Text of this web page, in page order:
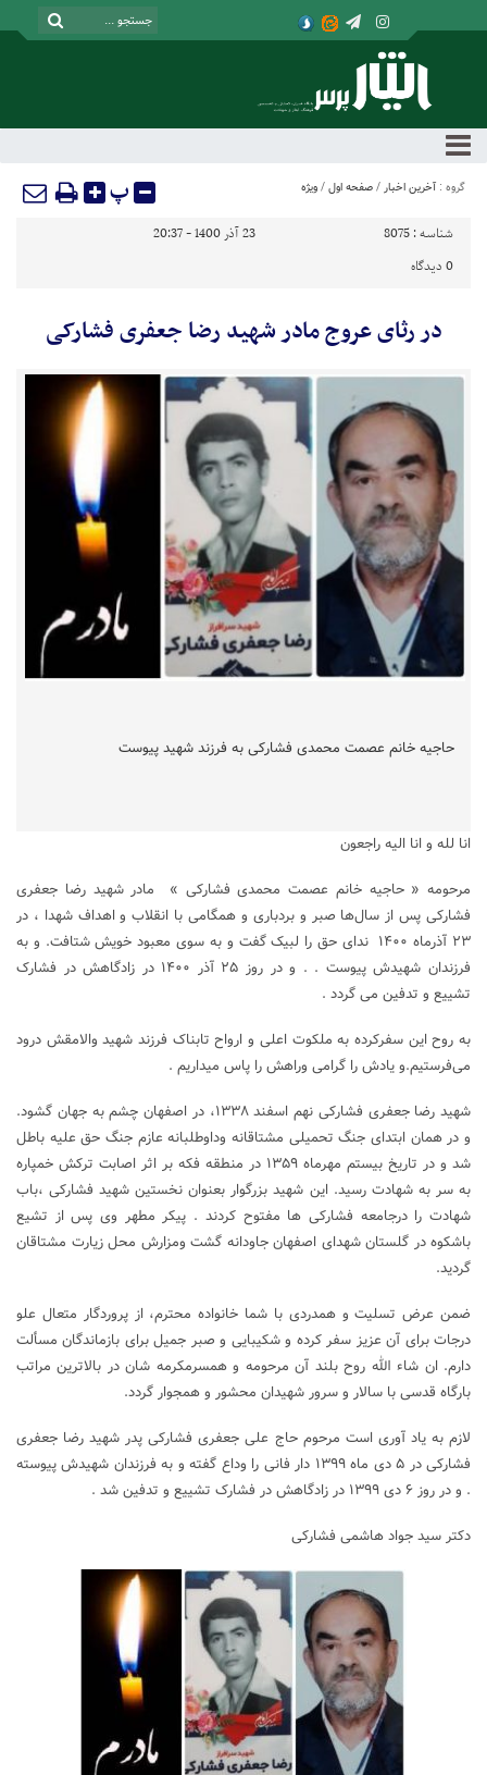
گروه : آخرین اخبار / صفحه اول / ویژه پ
شناسه : 8075
23 آذر 1400 - 20:37
0 دیدگاه
در رثای عروج مادر شهید رضا جعفری فشارکی
حاجیه خانم عصمت محمدی فشارکی به فرزند شهید پیوست
انا لله و انا الیه راجعون
مرحومه « حاجیه خانم عصمت محمدی فشارکی » مادر شهید رضا جعفری
فشارکی پس از سال‌ها صبر و بردباری و همگامی با انقلاب و اهداف شهدا ، در
۲۳ آذرماه ۱۴۰۰ ندای حق را لبیک گفت و به سوی معبود خویش شتافت. و به
فرزندان شهیدش پیوست . . و در روز ۲۵ آذر ۱۴۰۰ در زادگاهش در فشارک
تشییع و تدفین می گردد .
به روح این سفرکرده به ملکوت اعلی و ارواح تابناک فرزند شهید والامقش درود
می‌فرستیم.و یادش را گرامی وراهش را پاس میداریم .
شهید رضا جعفری فشارکی نهم اسفند ۱۳۳۸، در اصفهان چشم به جهان گشود.
و در همان ابتدای جنگ تحمیلی مشتاقانه وداوطلبانه عازم جنگ حق علیه باطل
شد و در تاریخ بیستم مهرماه ۱۳۵۹ در منطقه فکه بر اثر اصابت ترکش خمپاره
به سر به شهادت رسید. این شهید بزرگوار بعنوان نخستین شهید فشارکی ،باب
شهادت را درجامعه فشارکی ها مفتوح کردند . پیکر مطهر وی پس از تشیع
باشکوه در گلستان شهدای اصفهان جاودانه گشت ومزارش محل زیارت مشتاقان
گردید.
ضمن عرض تسلیت و همدردی با شما خانواده محترم، از پروردگار متعال علو
درجات برای آن عزیز سفر کرده و شکیبایی و صبر جمیل برای بازماندگان مسألت
دارم. ان شاء الله روح بلند آن مرحومه و همسرمکرمه شان در بالاترین مراتب
بارگاه قدسی با سالار و سرور شهیدان محشور و همجوار گردد.
لازم به یاد آوری است مرحوم حاج علی جعفری فشارکی پدر شهید رضا جعفری
فشارکی در ۵ دی ماه ۱۳۹۹ دار فانی را وداع گفته و به فرزندان شهیدش پیوسته
. و در روز ۶ دی ۱۳۹۹ در زادگاهش در فشارک تشییع و تدفین شد .
دکتر سید جواد هاشمی فشارکی